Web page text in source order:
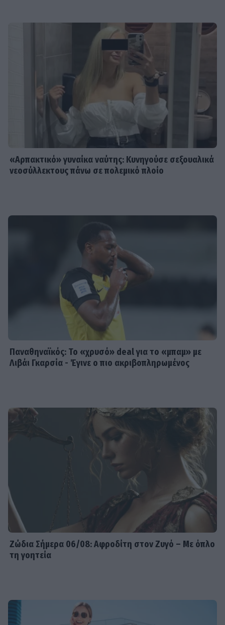
«Αρπακτικό» γυναίκα ναύτης: Κυνηγούσε σεξουαλικά
νεοσύλλεκτους πάνω σε πολεμικό πλοίο
Παναθηναϊκός: Το «χρυσό» deal για το «μπαμ» με
Λιβάι Γκαρσία - Έγινε ο πιο ακριβοπληρωμένος
Ζώδια Σήμερα 06/08: Αφροδίτη στον Ζυγό – Με όπλο
τη γοητεία